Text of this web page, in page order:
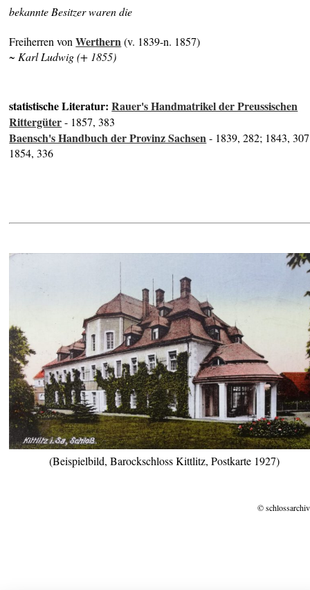
bekannte Besitzer waren die
Freiherren vonWerthern(v. 1839-n. 1857)
~ Karl Ludwig (+ 1855)
statistische Literatur:Rauer's Handmatrikel der Preussischen
Rittergüter- 1857, 383
Baensch's Handbuch der Provinz Sachsen- 1839, 282; 1843,
1854, 336
(Beispielbild, Barockschloss Kittlitz, Postkarte 1927)
©